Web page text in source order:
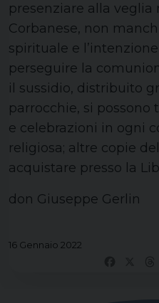
presenziare alla veglia
Corbanese, non
spirituale e
perseguire la
il sussidio, distribuito
parrocchie, si possono
e celebrazioni in ogni
religiosa; altre copie
acquistare presso la
don Giuseppe Gerlin
16 Gennaio 2022